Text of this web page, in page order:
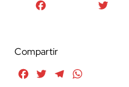
Compartir
FacebookTwitterTelegram